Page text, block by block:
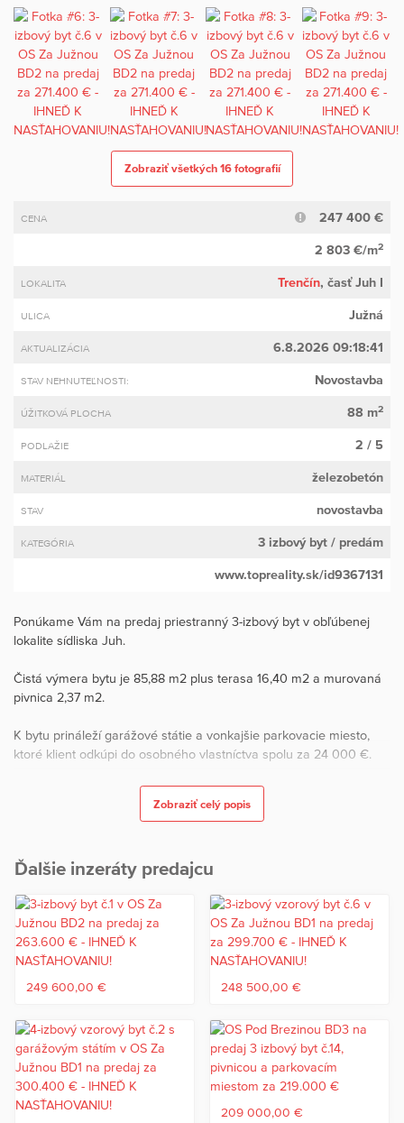
Zobraziť všetkých 16 fotografií
CENA 247 400 €
2 803 €/m2
LOKALITA Trenčín, časť Juh I
ULICA Južná
AKTUALIZÁCIA 6.8.2026 09:18:41
STAV NEHNUTEĽNOSTI: Novostavba
ÚŽITKOVÁ PLOCHA 88 m2
PODLAŽIE 2 / 5
MATERIÁL železobetón
STAV novostavba
KATEGÓRIA 3 izbový byt / predám
www.topreality.sk/id9367131
Ponúkame Vám na predaj priestranný 3-izbový byt v obľúbenej
lokalite sídliska Juh.
Čistá výmera bytu je 85,88 m2 plus terasa 16,40 m2 a murovaná
pivnica 2,37 m2.
K bytu prináleží garážové státie a vonkajšie parkovacie miesto,
ktoré klient odkúpi do osobného vlastníctva spolu za 24 000 €.
Cena 3-izbového bytu v štandarde vrátane pivnice, garážového
státia a vonkajšieho parkovacieho miesta je 271.400 €
Kladieme dôraz na kvalitu prevedenia a environmentálne riešenie
O príjemnú klímu sa stará vykurovanie a chladenie
prostredníctvom sálavých stropov, exteriérové vonkajšie žalúzie
na ovládanie a zelené strechy.
ktoré určite oceníte.
Projekt je situovaný v atraktívnej lokalite, ktorá ponúka:
Výbornú občiansku vybavenosť.
Blízkosť prírody, vhodnú na aktívny oddych.
Tichú a bezpečnú štvrť pre rodiny aj jednotlivcov.
Zobraziť celý popis
Ďalšie inzeráty predajcu
249 600,00 € 248 500,00 €
209 000,00 €